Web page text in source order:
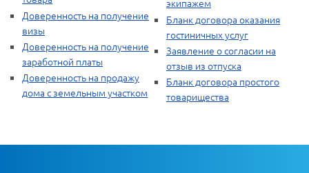
Доверенность на получение
визы
Доверенность на получение
заработной платы
Доверенность на продажу
дома с земельным участком
экипажем
Бланк договора оказания
гостиничных услуг
Заявление о согласии на
отзыв из отпуска
Бланк договора простого
товарищества